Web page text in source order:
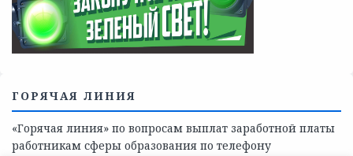
поддержки, медицинскую, социально-психологическую
помощь детям и взрослым лицам Ленинградской
области
СКАЖИ КОРРУПЦИИ — НЕТ